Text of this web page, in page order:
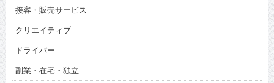
接客・販売サービス
クリエイティブ
ドライバー
副業・在宅・独立